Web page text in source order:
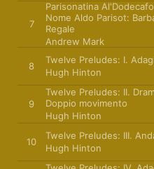
7
Parisonatina
Nome Aldo Parisot:
Regale
Andrew Mark
8
Twelve Preludes: I.
Hugh Hinton
9
Twelve Preludes: II.
Doppio movimento
Hugh Hinton
10
Twelve Preludes: III.
Hugh Hinton